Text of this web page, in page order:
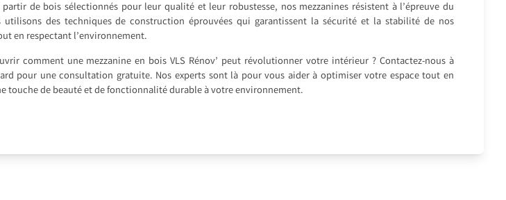
partir de bois sélectionnés pour leur qualité et leur robustesse, nos mezzanines résistent à l’épreuve du
utilisons des techniques de construction éprouvées qui garantissent la sécurité et la stabilité de nos
en respectant l’environnement.
comment une mezzanine en bois VLS Rénov’ peut révolutionner votre intérieur ? Contactez-nous à
pour une consultation gratuite. Nos experts sont là pour vous aider à optimiser votre espace tout en
touche de beauté et de fonctionnalité durable à votre environnement.